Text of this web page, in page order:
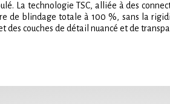
La technologie TSC, alliée à des
de blindage totale à 100 %, sans la
couches de détail nuancé et de